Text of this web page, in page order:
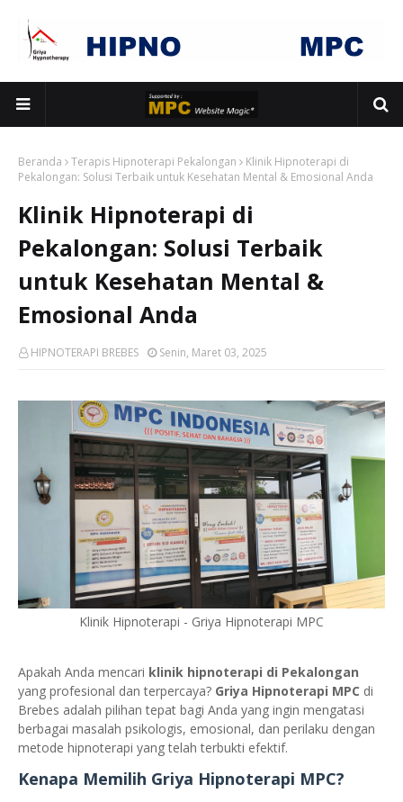
Beranda Terapis Hipnoterapi Pekalongan
Klinik Hipnoterapi di
Pekalongan: Solusi Terbaik untuk Kesehatan Mental & Emosional Anda
Klinik Hipnoterapi di
Pekalongan: Solusi Terbaik
untuk Kesehatan Mental &
Emosional Anda
HIPNOTERAPI BREBES Senin, Maret 03, 2025
Klinik Hipnoterapi - Griya Hipnoterapi MPC
Apakah Anda mencari klinik hipnoterapi di Pekalongan
yang profesional dan terpercaya? Griya Hipnoterapi MPC di
Brebes adalah pilihan tepat bagi Anda yang ingin mengatasi
berbagai masalah psikologis, emosional, dan perilaku dengan
metode hipnoterapi yang telah terbukti efektif.
Kenapa Memilih Griya Hipnoterapi MPC?